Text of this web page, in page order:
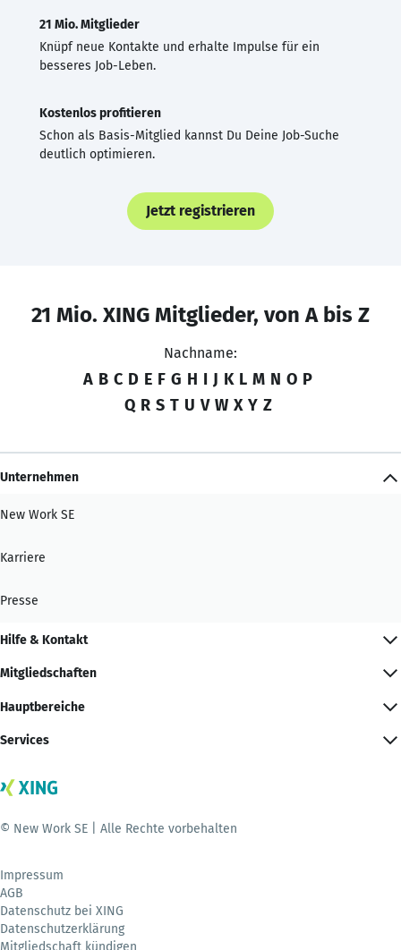
21 Mio. Mitglieder
Knüpf neue Kontakte und erhalte Impulse für ein
besseres Job-Leben.
Kostenlos profitieren
Schon als Basis-Mitglied kannst Du Deine Job-Suche
deutlich optimieren.
Jetzt registrieren
21 Mio. XING Mitglieder, von A bis Z
Nachname:
A B C D E F G H I J K L M N O P
Q R S T U V W X Y Z
Unternehmen
New Work SE
Karriere
Presse
Hilfe & Kontakt
Mitgliedschaften
Hauptbereiche
Services
© New Work SE | Alle Rechte vorbehalten
Impressum
AGB
Datenschutz bei XING
Datenschutzerklärung
Mitgliedschaft kündigen